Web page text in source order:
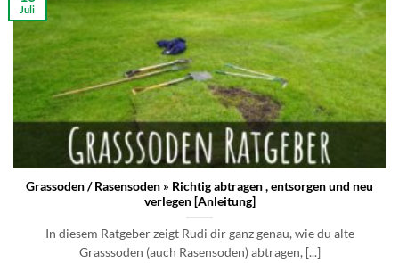
Grassoden / Rasensoden » Richtig abtragen , entsorgen und neu
verlegen [Anleitung]
In diesem Ratgeber zeigt Rudi dir ganz genau, wie du alte
Grasssoden (auch Rasensoden) abtragen, [...]
Juli